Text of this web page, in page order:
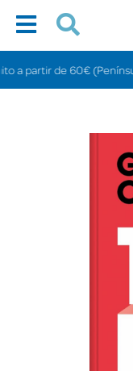
de 60€ (Península).